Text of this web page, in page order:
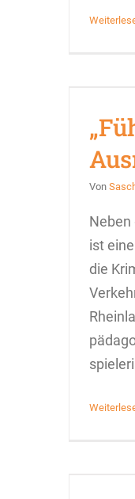
Von
ist
die